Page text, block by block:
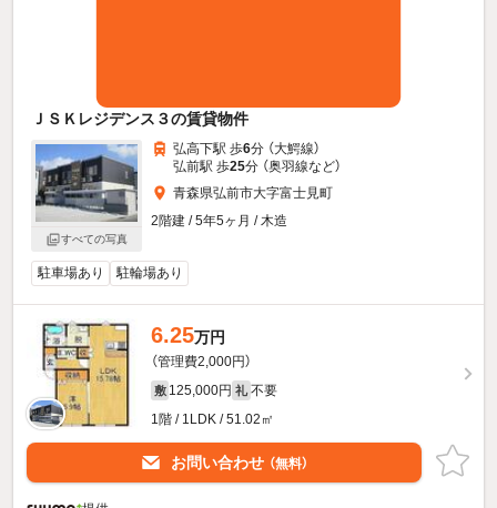
ＪＳＫレジデンス３の賃貸物件
すべての写真
弘高下駅 歩6分 （大鰐線）
弘前駅 歩25分 （奥羽線など）
青森県弘前市大字富士見町
2階建 / 5年5ヶ月 / 木造
駐車場あり 駐輪場あり
6.25万円
（管理費2,000円）
敷 125,000円 礼 不要
1階 / 1LDK / 51.02㎡
お問い合わせ （無料）